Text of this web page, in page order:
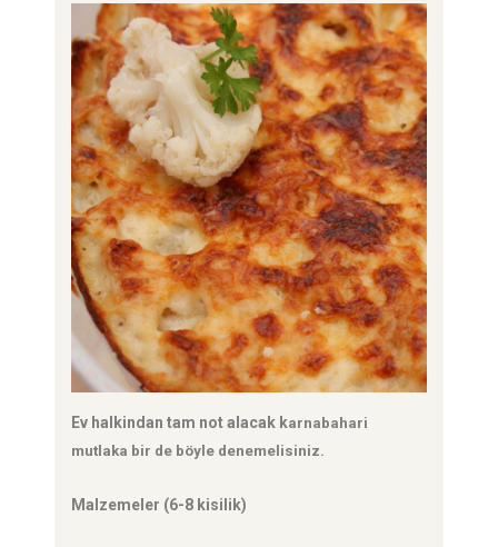
Ev halkindan tam not alacak karnabahari
mutlaka bir de böyle denemelisiniz.
Malzemeler (6-8 kisilik)